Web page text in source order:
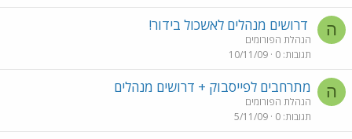
ה דרושים מנהלים לאשכול בידור!
הנהלת הפורומים
תגובות 0
10/11/09
ה מתרחבים לפייסבוק + דרושים מנהלים
הנהלת הפורומים
תגובות 0
5/11/09